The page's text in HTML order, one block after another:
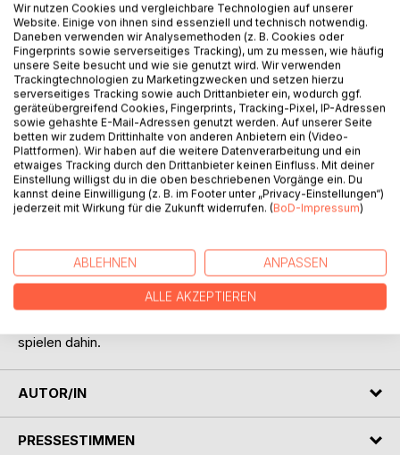
Auf die Merkliste
Titel bewerten
BESCHREIBUNG
Nebel umkreisen,
Gedanken berühren
und sich darin aufsteigen lassen,
spielen dahin.
AUTOR/IN
PRESSESTIMMEN
Wir nutzen Cookies und vergleichbare Technologien auf unserer
Website. Einige von ihnen sind essenziell und technisch notwendig.
Daneben verwenden wir Analysemethoden (z. B. Cookies oder
Fingerprints sowie serverseitiges Tracking), um zu messen, wie häufig
unsere Seite besucht und wie sie genutzt wird. Wir verwenden
Trackingtechnologien zu Marketingzwecken und setzen hierzu
serverseitiges Tracking sowie auch Drittanbieter ein, wodurch ggf.
geräteübergreifend Cookies, Fingerprints, Tracking-Pixel, IP-Adressen
sowie gehashte E-Mail-Adressen genutzt werden. Auf unserer Seite
betten wir zudem Drittinhalte von anderen Anbietern ein (Video-
Plattformen). Wir haben auf die weitere Datenverarbeitung und ein
etwaiges Tracking durch den Drittanbieter keinen Einfluss. Mit deiner
Einstellung willigst du in die oben beschriebenen Vorgänge ein. Du
kannst deine Einwilligung (z. B. im Footer unter „Privacy-Einstellungen“)
jederzeit mit Wirkung für die Zukunft widerrufen. (BoD-Impressum)
ABLEHNEN ANPASSEN
ALLE AKZEPTIEREN